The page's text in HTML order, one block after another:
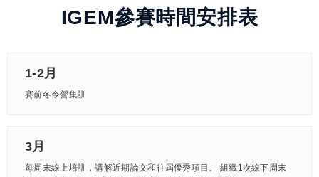
IGEM參賽時間安排表
1-2月
賽前冬令營集訓
3月
每周末線上培訓，講解近期論文和往屆優秀項目。 組織1次線下周末